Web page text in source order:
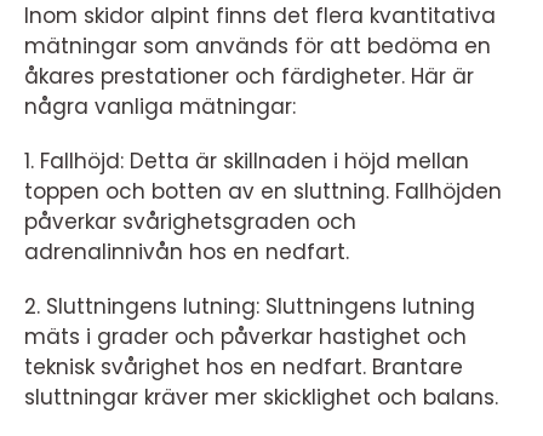
Inom skidor alpint finns det flera kvantitativa
mätningar som används för att bedöma en
åkares prestationer och färdigheter. Här är
några vanliga mätningar:
1. Fallhöjd: Detta är skillnaden i höjd mellan
toppen och botten av en sluttning. Fallhöjden
påverkar svårighetsgraden och
adrenalinnivån hos en nedfart.
2. Sluttningens lutning: Sluttningens lutning
mäts i grader och påverkar hastighet och
teknisk svårighet hos en nedfart. Brantare
sluttningar kräver mer skicklighet och balans.